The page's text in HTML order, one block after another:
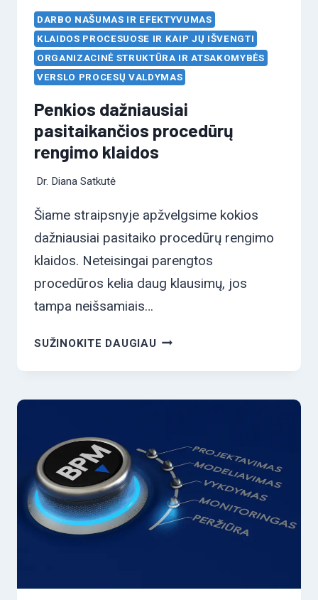
DARBO NAŠUMAS IR EFEKTYVUMAS
KLAIDOS PROCESUOSE IR KAIP JŲ IŠVENGTI
ORGANIZACINĖ STRUKTŪRA IR ATSAKOMYBĖS
VERSLO PROCESŲ VALDYMAS
Penkios dažniausiai
pasitaikančios procedūrų
rengimo klaidos
Dr. Diana Satkutė
Šiame straipsnyje apžvelgsime kokios
dažniausiai pasitaiko procedūrų rengimo
klaidos. Neteisingai parengtos
procedūros kelia daug klausimų, jos
tampa neišsamiais…
SUŽINOKITE DAUGIAUPENKIOS
PASITAIKANČIOS